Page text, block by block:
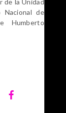
de la Unidad
Nacional de
Humberto